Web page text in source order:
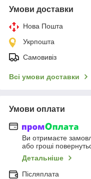
Умови доставки
Нова Пошта
Укрпошта
Самовивіз
Всі умови доставки
Умови оплати
Ви отримаєте
або гроші
Детальніше
Післяплата